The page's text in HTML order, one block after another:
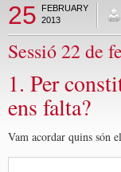
25
FEBRUARY
2013
Sessió 22 de
1. Per
ens falta?
Vam acordar quins són